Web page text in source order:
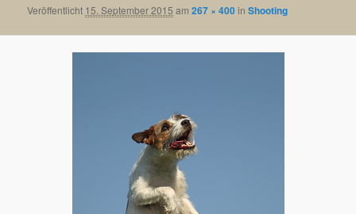
Veröffentlicht 15. September 2015 am267 × 400inShooting